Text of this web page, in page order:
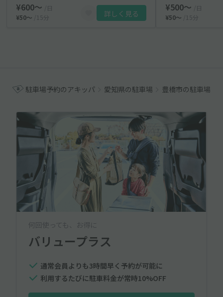
¥600〜
/日
¥50〜
/15分 詳しく見る
¥500〜
/日
¥50〜
/15分
駐車場予約のアキッパ 愛知県の駐車場 豊橋市の駐車場
何回使っても、お得に
バリュープラス
通常会員よりも3時間早く予約が可能に
利用するたびに駐車料金が常時10%OFF